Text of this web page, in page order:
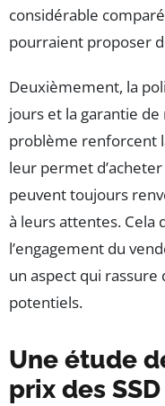
considérable
pourraient proposer
Deuxièmement, la
jours et la garantie
problème renforcent
leur permet
peuvent toujours
à leurs attentes.
l’engagement du
un aspect qui rassure
potentiels.
Une étude
prix des SSD